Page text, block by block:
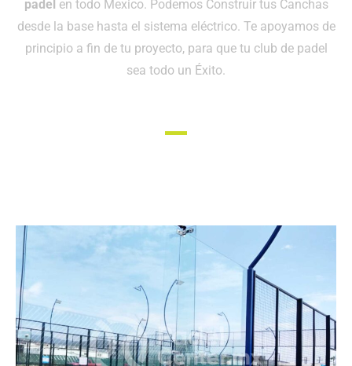
padel en todo Mexico. Podemos Construir tus Canchas
desde la base hasta el sistema eléctrico. Te apoyamos de
principio a fin de tu proyecto, para que tu club de padel
sea todo un Éxito.